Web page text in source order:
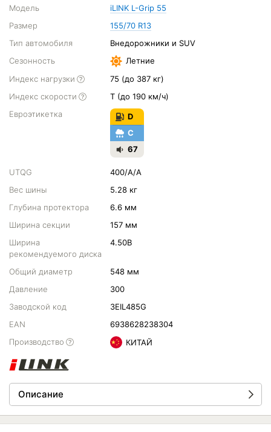
Модель
iLINK L-Grip 55
Размер
155/70 R13
Тип автомобиля
Внедорожники и SUV
Сезонность
Летние
Индекс нагрузки
75 (до 387 кг)
Индекс скорости
T (до 190 км/ч)
Евроэтикетка
D
C
67
UTQG
400/A/A
Вес шины
5.28 кг
Глубина протектора
6.6 мм
Ширина секции
157 мм
Ширина
рекомендуемого диска
4.50B
Общий диаметр
548 мм
Давление
300
Заводской код
3EIL485G
EAN
6938628238304
Производство
КИТАЙ
Описание